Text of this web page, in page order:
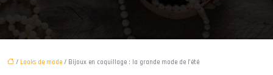
/ Looks de mode/ Bijoux en coquillage : la grande mode de l’été